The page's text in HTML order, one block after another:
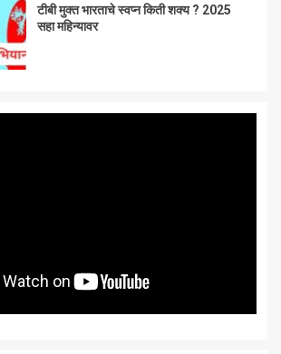
टीबी मुक्त भारताचे स्वप्न किती शक्य ? 2025
सहा महिन्यावर